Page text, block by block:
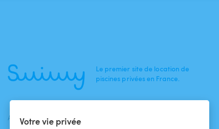
Votre vie privée
Le premier site de location de
piscines privées en France.
ACTUALITÉS